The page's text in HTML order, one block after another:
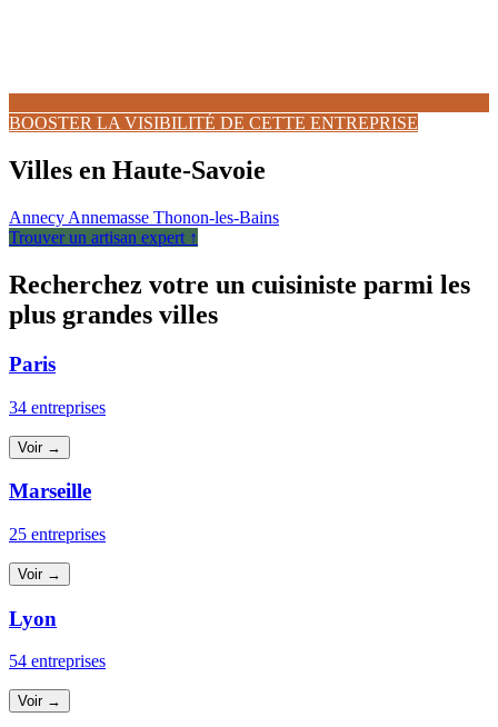
BOOSTER LA VISIBILITÉ DE CETTE ENTREPRISE
Villes en Haute-Savoie
Annecy Annemasse Thonon-les-Bains
Trouver un artisan expert ↑
Recherchez votre un cuisiniste parmi les
plus grandes villes
Paris
34 entreprises
Voir →
Marseille
25 entreprises
Voir →
Lyon
54 entreprises
Voir →